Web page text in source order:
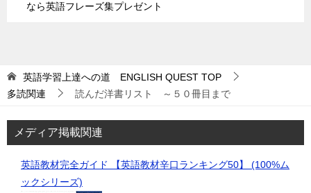
なら英語フレーズ集プレゼント
英語学習上達への道 ENGLISH QUEST TOP
多読関連
読んだ洋書リスト ～５０冊目まで
メディア掲載関連
英語教材完全ガイド 【英語教材辛口ランキング50】 (100%ム
ックシリーズ)